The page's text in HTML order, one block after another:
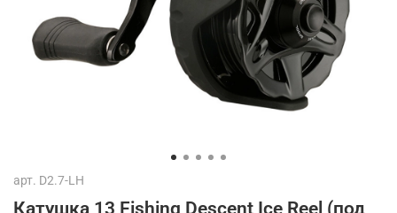
арт. D2.7-LH
Катушка 13 Fishing Descent Ice Reel (под